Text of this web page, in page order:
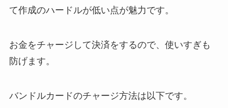
て作成のハードルが低い点が魅力です。
お金をチャージして決済をするので、使いすぎも
防げます。
バンドルカードのチャージ方法は以下です。